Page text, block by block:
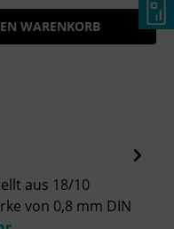
gewünschten
WARENKORB
aus 18/10
von 0,8 mm DIN